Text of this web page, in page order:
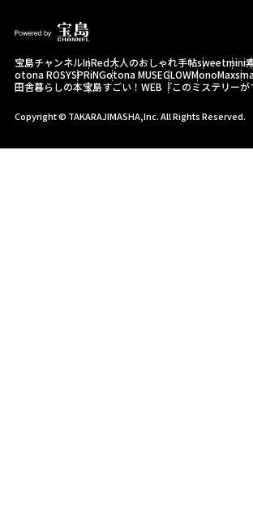
宝島チャンネルInRed大人のおしゃれ手帖sweetmini
otona ROSYSPRiNGotona MUSEGLOWMonoMax
田舎暮らしの本宝島すごい！WEB 『このミステリー
Copyright © TAKARAJIMASHA,Inc. All Rights Reserved.